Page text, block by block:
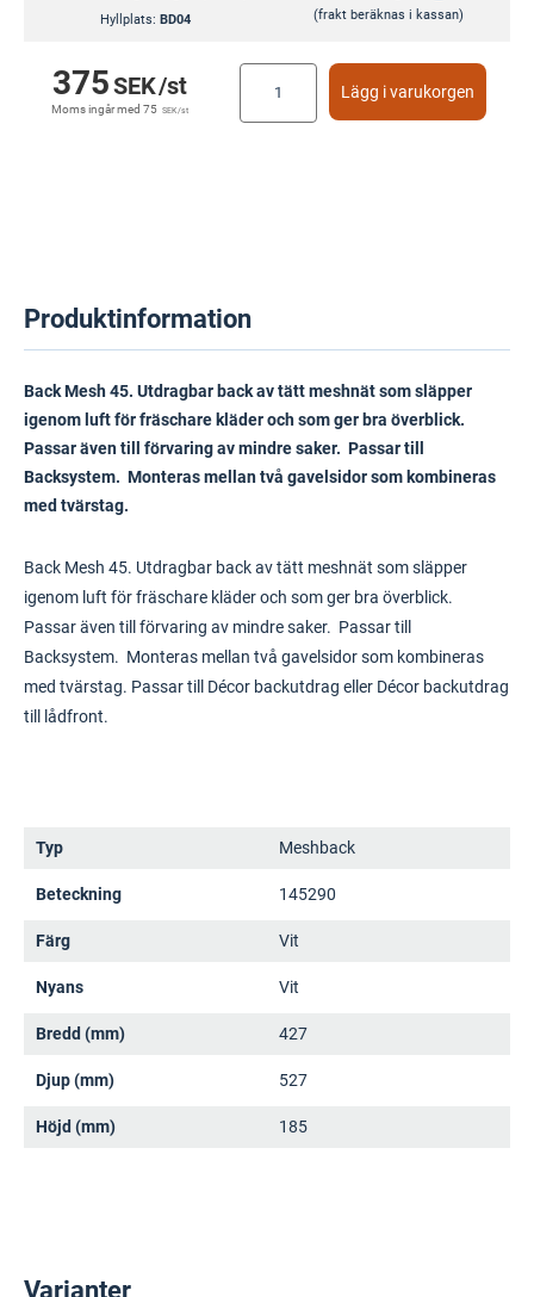
Hyllplats: BD04 (frakt beräknas i kassan)
375SEK/st
Moms ingår med75 SEK/st
Lägg i varukorgen
Produktinformation
Back Mesh 45. Utdragbar back av tätt meshnät som släpper
igenom luft för fräschare kläder och som ger bra överblick.
Passar även till förvaring av mindre saker. Passar till
Backsystem. Monteras mellan två gavelsidor som kombineras
med tvärstag.
Back Mesh 45. Utdragbar back av tätt meshnät som släpper
igenom luft för fräschare kläder och som ger bra överblick.
Passar även till förvaring av mindre saker. Passar till
Backsystem. Monteras mellan två gavelsidor som kombineras
med tvärstag. Passar till Décor backutdrag eller Décor backutdrag
till lådfront.
Typ Meshback
Beteckning 145290
Färg Vit
Nyans Vit
Bredd (mm) 427
Djup (mm) 527
Höjd (mm) 185
Varianter